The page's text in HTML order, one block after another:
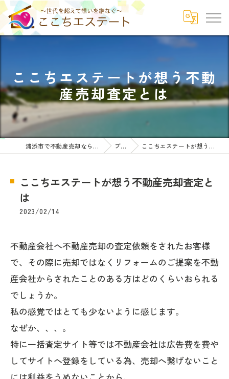
ここちエステートが想う不動
産売却査定とは
浦添市で不動産売却ならここちエステート ブログ ここちエステートが想う不動産売却査定とは
ここちエステートが想う不動産売却査定と
は
2023/02/14
不動産会社へ不動産売却の査定依頼をされたお客様
で、その際に売却ではなくリフォームのご提案を不動
産会社からされたことのある方はどのくらいおられる
でしょうか。
私の感覚ではとても少ないように感じます。
なぜか、、、。
特に一括査定サイト等では不動産会社は広告費を費や
してサイトへ登録をしている為、売却へ繋げないこと